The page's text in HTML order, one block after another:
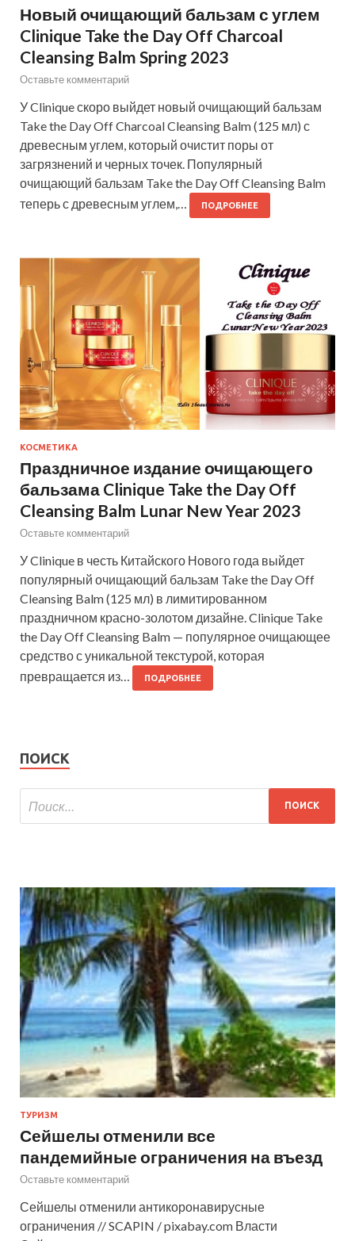
Новый очищающий бальзам с углем
Clinique Take the Day Off Charcoal
Cleansing Balm Spring 2023
Оставьте комментарий
У Clinique скоро выйдет новый очищающий бальзам
Take the Day Off Charcoal Cleansing Balm (125 мл) с
древесным углем, который очистит поры от
загрязнений и черных точек. Популярный
очищающий бальзам Take the Day Off Cleansing Balm
теперь с древесным углем,…
ПОДРОБНЕЕ
КОСМЕТИКА
Праздничное издание очищающего
бальзама Clinique Take the Day Off
Cleansing Balm Lunar New Year 2023
Оставьте комментарий
У Clinique в честь Китайского Нового года выйдет
популярный очищающий бальзам Take the Day Off
Cleansing Balm (125 мл) в лимитированном
праздничном красно-золотом дизайне. Clinique Take
the Day Off Cleansing Balm — популярное очищающее
средство с уникальной текстурой, которая
превращается из…
ПОДРОБНЕЕ
ПОИСК
ТУРИЗМ
Сейшелы отменили все
пандемийные ограничения на въезд
Оставьте комментарий
Сейшелы отменили антикоронавирусные
ограничения // SCAPIN / pixabay.com Власти